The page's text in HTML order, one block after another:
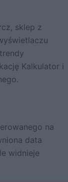
sklep z
Kalkulator i
na
data
widnieje